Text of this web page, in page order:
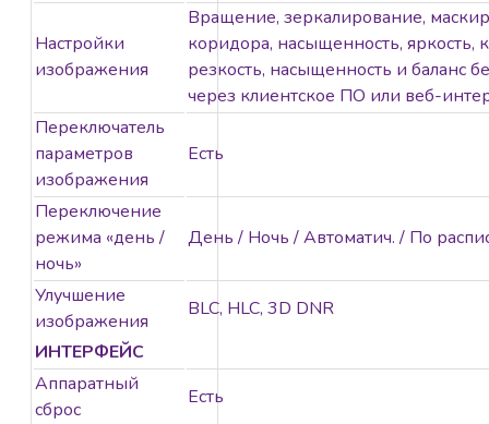
задней засветке
благодаря
технологии 120
Снижение числа
ложных тревог
благодаря
классификации
«Человек» / «ТС»
на основе
алгоритмов
глубокого
обучения
Имеется
аудиоинтерфейс
Настройки
изображения
Вращение, зеркалирование,
коридора, насыщенность, яркость,
резкость, насыщенность и баланс
через клиентское ПО или веб-
Переключатель
параметров
изображения
Есть
Переключение
режима «день /
ночь»
День / Ночь / Автоматич. / По
Улучшение
изображения
BLC, HLC, 3D DNR
ИНТЕРФЕЙС
Аппаратный
сброс
Есть